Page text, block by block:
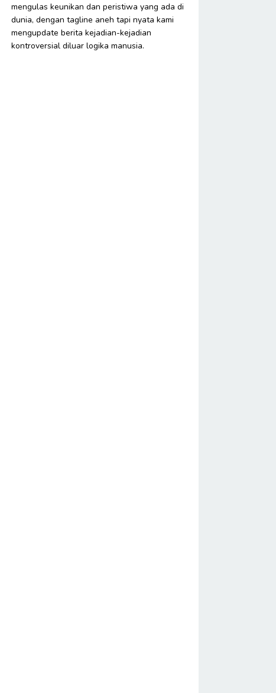
mengulas keunikan dan peristiwa yang ada di
dunia, dengan tagline aneh tapi nyata kami
mengupdate berita kejadian-kejadian
kontroversial diluar logika manusia.